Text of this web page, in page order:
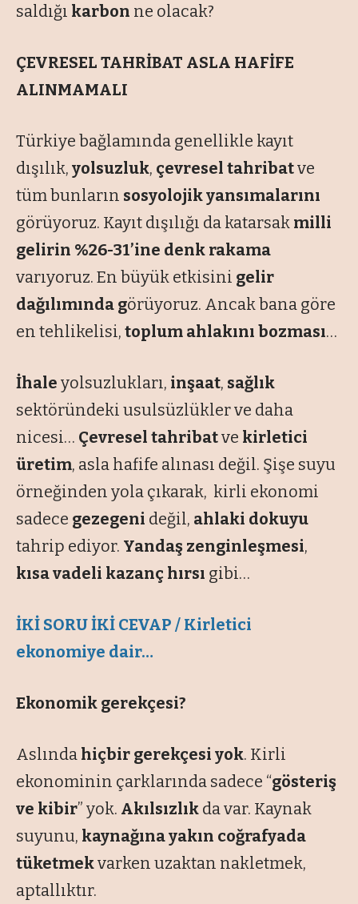
saldığı karbon ne olacak?
ÇEVRESEL TAHRİBAT ASLA HAFİFE
ALINMAMALI
Türkiye bağlamında genellikle kayıt
dışılık, yolsuzluk, çevresel tahribatve
tüm bunların sosyolojik yansımalarını
görüyoruz. Kayıt dışılığı da katarsak milli
gelirin %26-31’ine denk rakama
varıyoruz. En büyük etkisini gelir
dağılımında görüyoruz. Ancak bana göre
en tehlikelisi, toplum ahlakını bozması…
İhale yolsuzlukları, inşaat, sağlık
sektöründeki usulsüzlükler ve daha
nicesi… Çevresel tahribatve kirletici
üretim, asla hafife alınası değil. Şişe suyu
örneğinden yola çıkarak, kirli ekonomi
sadece gezegeni değil, ahlaki dokuyu
tahrip ediyor. Yandaş zenginleşmesi,
kısa vadeli kazanç hırsı gibi…
İKİ SORU İKİ CEVAP / Kirletici
ekonomiye dair…
Ekonomik gerekçesi?
Aslında hiçbir gerekçesi yok. Kirli
ekonominin çarklarında sadece “gösteriş
ve kibir” yok. Akılsızlık da var. Kaynak
suyunu, kaynağına yakın coğrafyada
tüketmekvarken uzaktan nakletmek,
aptallıktır.